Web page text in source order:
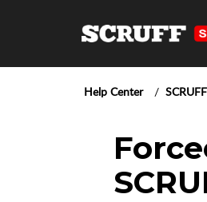
Help Center SCRUFF